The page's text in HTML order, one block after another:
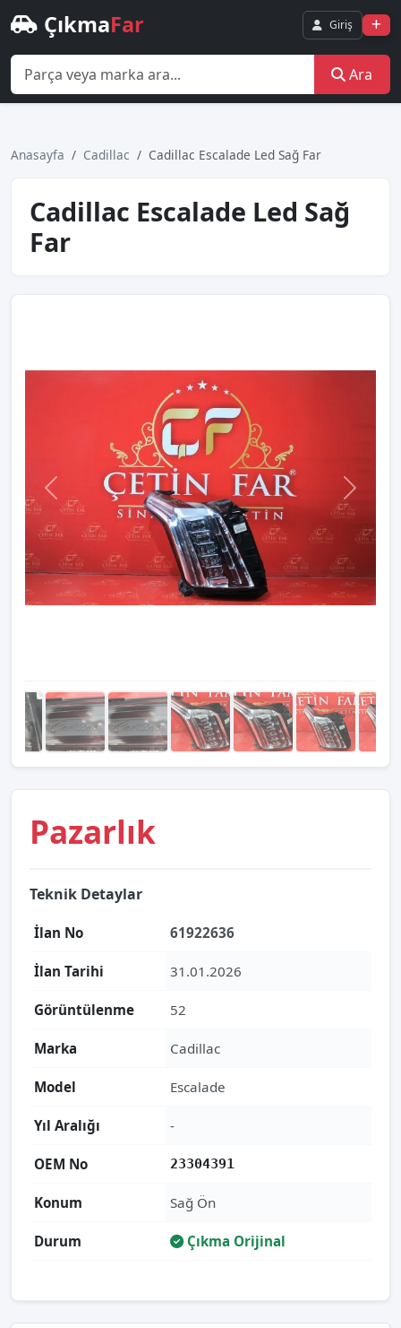
ÇıkmaFar Giriş
Ara
Anasayfa Cadillac Cadillac Escalade Led Sağ Far
Cadillac Escalade Led Sağ
Far
Pazarlık
Teknik Detaylar
İlan No 61922636
İlan Tarihi 31.01.2026
Görüntülenme 52
Marka Cadillac
Model Escalade
Yıl Aralığı -
OEM No 23304391
Konum Sağ Ön
Durum Çıkma Orijinal